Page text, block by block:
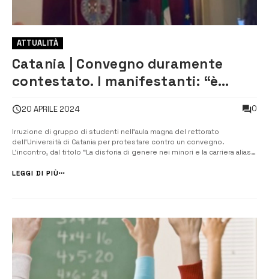
ATTUALITÀ
Catania | Convegno duramente
contestato. I manifestanti: “è
20 APRILE 2024 0
Irruzione di gruppo di studenti nell’aula magna del rettorato
dell’Università di Catania per protestare contro un convegno.
L’incontro, dal titolo “La disforia di genere nei minori e la carriera alias
giuridiche”, ha visto tra i partecipanti anche la senatrice Binetti, il
LEGGI DI PIÙ